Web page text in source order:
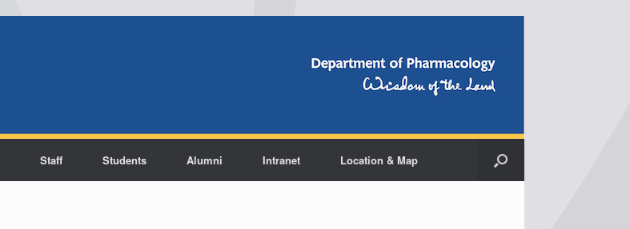
Staff Students Alumni Intranet Location & Map